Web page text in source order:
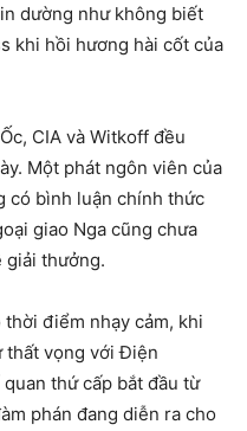
dường như không biết
khi hồi hương hài cốt của
CIA và Witkoff đều
Một phát ngôn viên của
có bình luận chính thức
giao Nga cũng chưa
giải thưởng.
điểm nhạy cảm, khi
thất vọng với Điện
thứ cấp bắt đầu từ
phán đang diễn ra cho